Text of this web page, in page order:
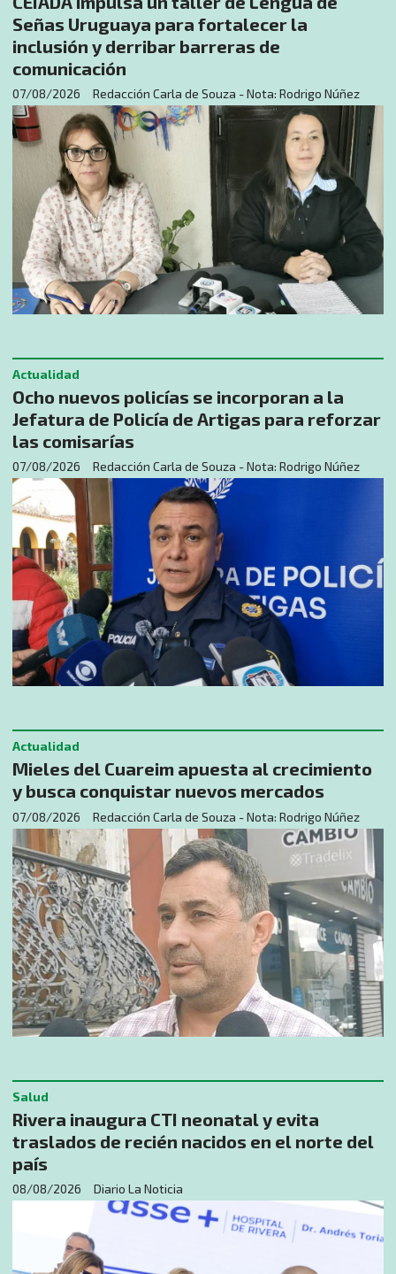
Señas Uruguaya para fortalecer la
inclusión y derribar barreras de
comunicación
Redacción Carla de Souza - Nota: Rodrigo Núñez
07/08/2026
Ocho nuevos policías se incorporan a la
Jefatura de Policía de Artigas para reforzar
las comisarías
Redacción Carla de Souza - Nota: Rodrigo Núñez
Actualidad
07/08/2026
Mieles del Cuareim apuesta al crecimiento
y busca conquistar nuevos mercados
Redacción Carla de Souza - Nota: Rodrigo Núñez
Actualidad
07/08/2026
Rivera inaugura CTI neonatal y evita
traslados de recién nacidos en el norte del
país
Diario La Noticia
Salud
08/08/2026